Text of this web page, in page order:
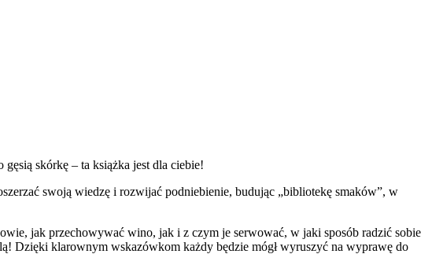
skórkę – ta książka jest dla ciebie!
swoją wiedzę i rozwijać podniebienie, budując „bibliotekę smaków”, w
jak przechowywać wino, jak i z czym je serwować, w jaki sposób radzić sobie
Dzięki klarownym wskazówkom każdy będzie mógł wyruszyć na wyprawę do